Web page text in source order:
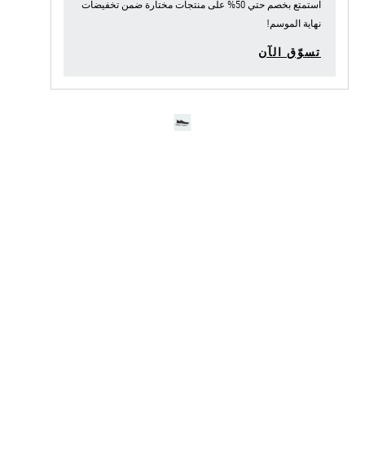
استمتع بخصم حتي 50% على منتجات مختارة ضمن
تخفيضات
نهاية الموسم!
تسوّق الآن